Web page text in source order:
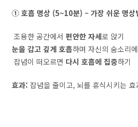
① 호흡 명상 (5~10분) – 가장 쉬운 명상
조용한 공간에서 편안한 자세로 앉기
눈을 감고 깊게 호흡하며 자신의 숨소리
잡념이 떠오르면 다시 호흡에 집중하기
효과: 잡념을 줄이고, 뇌를 휴식시키는 효